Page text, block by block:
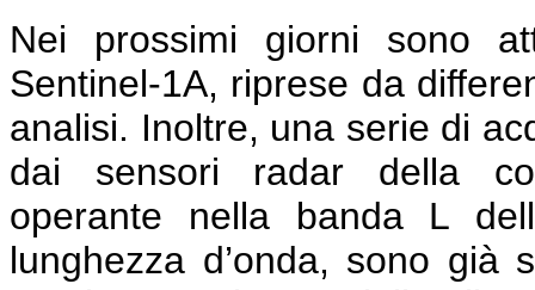
Nei prossimi giorni sono
Sentinel-1A, riprese da
analisi. Inoltre, una serie di
dai sensori radar della
operante nella banda L
lunghezza d’onda, sono già